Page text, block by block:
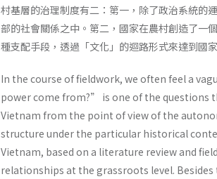
村基層的治理制度有二：第一，除了政治系統的
部的社會關係之中。第二，國家在農村創造了
種支配手段，透過「文化」的迴路形式來達到國
In the course of fieldwork, we often feel a
power come from?” is one of the questions
Vietnam from the point of view of the
structure under the particular historical
Vietnam, based on a literature review and
relationships at the grassroots level.